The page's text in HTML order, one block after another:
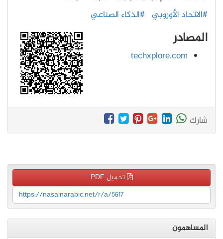
#الاتحاد الأوروبي #الذكاء الصناعي
المصادر
techxplore.com
شارك
تحميل PDF
https://nasainarabic.net/r/a/5617
المساهمون